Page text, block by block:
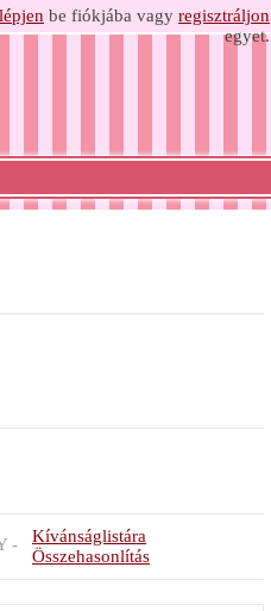
lépjen be fiókjába vagy regisztráljon
egyet.
- Kívánságlistára
Összehasonlítás